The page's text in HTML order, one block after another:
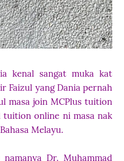
kenal sangat muka kat
Faizul yang Dania pernah
masa join MCPlus tuition
online ni masa nak
Melayu.
Dr. Muhammad